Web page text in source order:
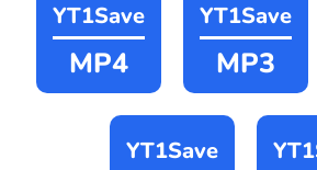
YT1Save
MP4
YT1Save
MP3
YT1Save